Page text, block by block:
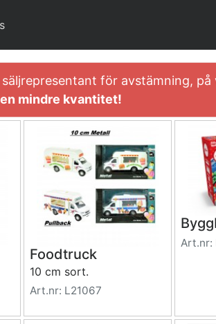
för avstämning,
mindre kvantitet!
Foodtruck
10 cm sort.
Art.nr: L21067
Art.nr: